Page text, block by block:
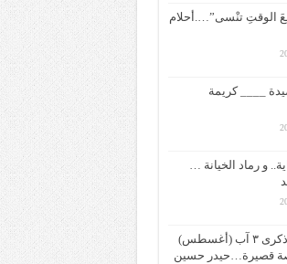
الوقتِ تنْسى”….أحلام
____ كريمة
و رماد الخيانة …
بغضُ مِنْ ذكرى ٣ آب (أغسطس)
قصة قصيرة…حيدر حسين